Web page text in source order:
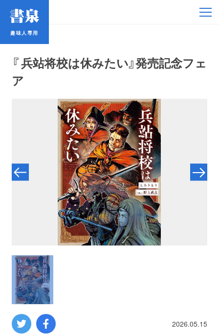
趣味人専用
『 兵站将校は休みたい』発売記念フェ
ア
2026.05.15
趣味人専用
アイドル
鉄道・バス
コミック・ラノベ
プロレス
数学
コンピューター
ミリタリー